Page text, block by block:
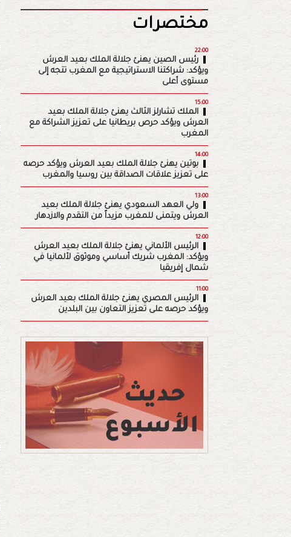
مختصرات
22:00
رئيس الصين يهنئ جلالة الملك بعيد العرش
ويؤكد: شراكتنا الاستراتيجية مع المغرب تتجه إلى
مستوى أعلى
15:00
الملك تشارلز الثالث يهنئ جلالة الملك بعيد
العرش ويؤكد حرص بريطانيا على تعزيز الشراكة مع
المغرب
14:00
بوتين يهنئ جلالة الملك بعيد العرش ويؤكد حرصه
على تعزيز علاقات الصداقة بين روسيا والمغرب
13:00
ولي العهد السعودي يهنئ جلالة الملك بعيد
العرش ويتمنى للمغرب مزيداً من التقدم والازدهار
12:00
الرئيس الألماني يهنئ جلالة الملك بعيد العرش
ويؤكد: المغرب شريك أساسي وموثوق لألمانيا في
شمال إفريقيا
11:00
الرئيس المصري يهنئ جلالة الملك بعيد العرش
ويؤكد حرصه على تعزيز التعاون بين البلدين